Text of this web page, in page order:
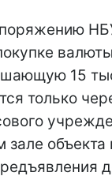
15
только
зале объекта